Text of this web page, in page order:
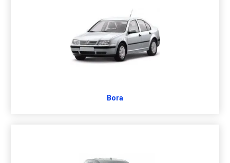
Bora